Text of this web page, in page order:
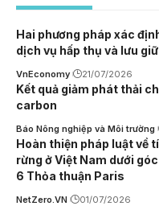
Hai phương pháp xác
dịch vụ hấp thụ và lưu
VnEconomy 21/07/2026
Kết quả giảm phát thải
carbon
Báo Nông nghiệp và Môi trường
Hoàn thiện pháp luật về
rừng ở Việt Nam dưới
6 Thỏa thuận Paris
NetZero.VN 01/07/2026